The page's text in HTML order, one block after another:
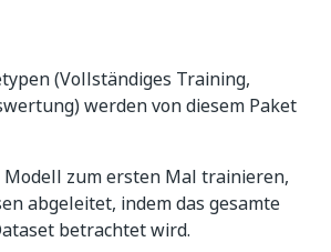
(Vollständiges Training,
werden von diesem Paket
Modell zum ersten Mal trainieren,
abgeleitet, indem das gesamte
betrachtet wird.